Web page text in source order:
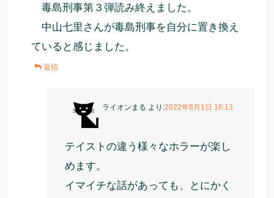
毒島刑事第３弾読み終えました。
中山七里さんが毒島刑事を自分に置き換え
ていると感じました。
返信
ライオンまる より:2022年8月1日 16:13
テイストの違う様々なホラーが楽し
めます。
イマイチな話があっても、とにかく